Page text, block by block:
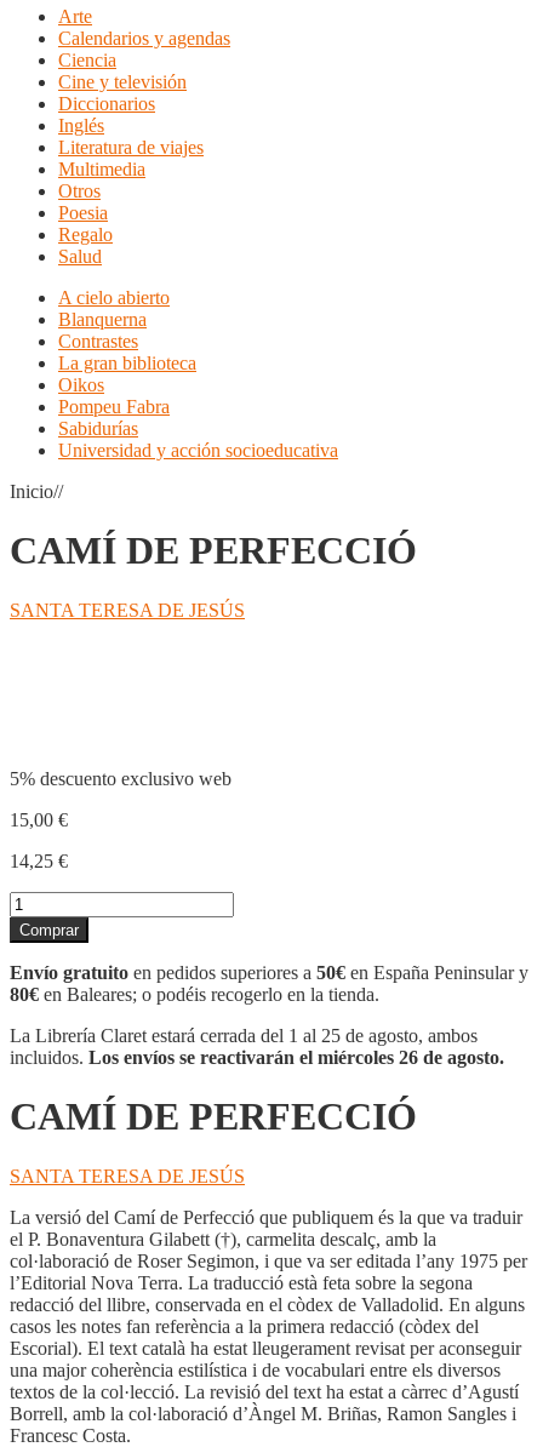
Arte
Calendarios y agendas
Ciencia
Cine y televisión
Diccionarios
Inglés
Literatura de viajes
Multimedia
Otros
Poesia
Regalo
Salud
A cielo abierto
Blanquerna
Contrastes
La gran biblioteca
Oikos
Pompeu Fabra
Sabidurías
Universidad y acción socioeducativa
Inicio//
CAMÍ DE PERFECCIÓ
SANTA TERESA DE JESÚS
5% descuento exclusivo web
15,00 €
14,25 €
CAMÍ
DE
PERFECCIÓ
cantidad
Comprar
Envío gratuito en pedidos superiores a 50€ en España Peninsular y
80€ en Baleares; o podéis recogerlo en la tienda.
La Librería Claret estará cerrada del 1 al 25 de agosto, ambos
incluidos. Los envíos se reactivarán el miércoles 26 de agosto.
CAMÍ DE PERFECCIÓ
SANTA TERESA DE JESÚS
La versió del Camí de Perfecció que publiquem és la que va traduir
el P. Bonaventura Gilabett (†), carmelita descalç, amb la
col·laboració de Roser Segimon, i que va ser editada l’any 1975 per
l’Editorial Nova Terra. La traducció està feta sobre la segona
redacció del llibre, conservada en el còdex de Valladolid. En alguns
casos les notes fan referència a la primera redacció (còdex del
Escorial). El text català ha estat lleugerament revisat per aconseguir
una major coherència estilística i de vocabulari entre els diversos
textos de la col·lecció. La revisió del text ha estat a càrrec d’Agustí
Borrell, amb la col·laboració d’Àngel M. Briñas, Ramon Sangles i
Francesc Costa.